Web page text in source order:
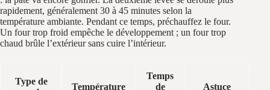
rapidement, généralement 30 à 45 minutes selon la
température ambiante. Pendant ce temps, préchauffez le four.
Un four trop froid empêche le développement ; un four trop
chaud brûle l’extérieur sans cuire l’intérieur.
Type de
Température
Temps
de
Astuce